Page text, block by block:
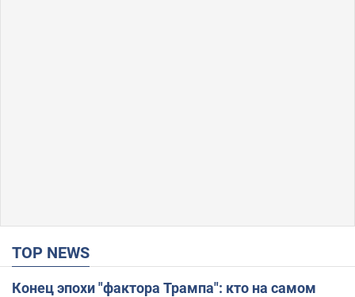
TOP NEWS
Конец эпохи "фактора Трампа": кто на самом